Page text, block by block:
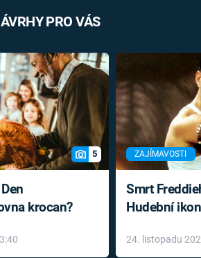
PRO VÁS
5
krocan?
ZAJÍMAVOSTI
Smrt
Hudební
léky
24. listopadu